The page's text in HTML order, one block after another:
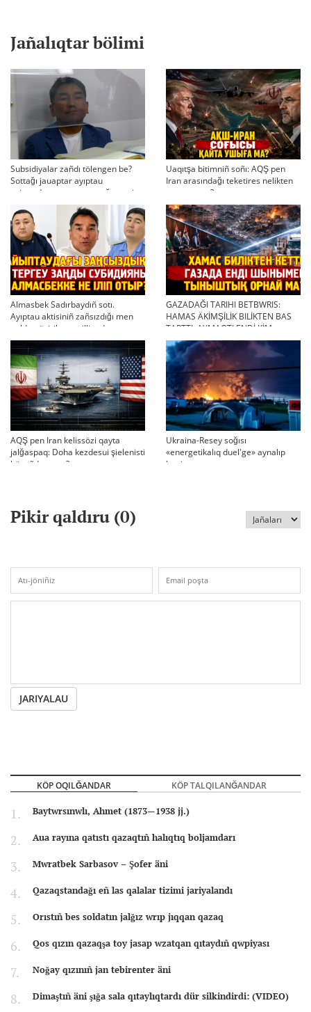
Jañalıqtar bölimi
Subsidiyalar zañdı tölengen be?
Sottağı jauaptar ayıptau
twjırımdarın qayta qarauğa negiz
bola ala ma?
Uaqıtşa bitimniñ soñı: AQŞ pen
Iran arasındağı teketires nelikten
qayta uşıqtı?
Almasbek Sadırbaydıñ sotı.
Ayıptau aktisiniñ zañsızdığı men
qoldan ösirilgen milliondar
GAZADAĞI TARIHI BETBWRIS:
HAMAS ÄKİMŞİLİK BILİKTEN BAS
TARTTI. AYMAQTI ENDİ KİM
BASQARADI?
AQŞ pen Iran kelissözi qayta
jalğaspaq: Doha kezdesui şielenisti
bäseñdete me?
Ukraina-Resey soğısı
«energetikalıq duel'ge» aynalıp
ketti
Pikir qaldıru (0)
JARIYALAU
KÖP OQILĞANDAR KÖP TALQILANĞANDAR
Baytwrsınwlı, Ahmet (1873—1938 jj.)
Aua rayına qatıstı qazaqtıñ halıqtıq boljamdarı
Mwratbek Sarbasov – Şofer äni
Qazaqstandağı eñ las qalalar tizimi jariyalandı
Orıstıñ bes soldatın jalğız wrıp jıqqan qazaq
Qos qızın qazaqşa toy jasap wzatqan qıtaydıñ qwpiyası
Noğay qızınıñ jan tebirenter äni
Dimaştıñ äni şığa sala qıtaylıqtardı dür silkindirdi: (VIDEO)